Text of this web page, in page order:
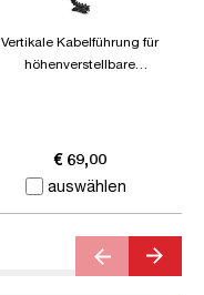
auswählen
Vertikale Kabelführung für
höhenverstellbare
€ 69,00